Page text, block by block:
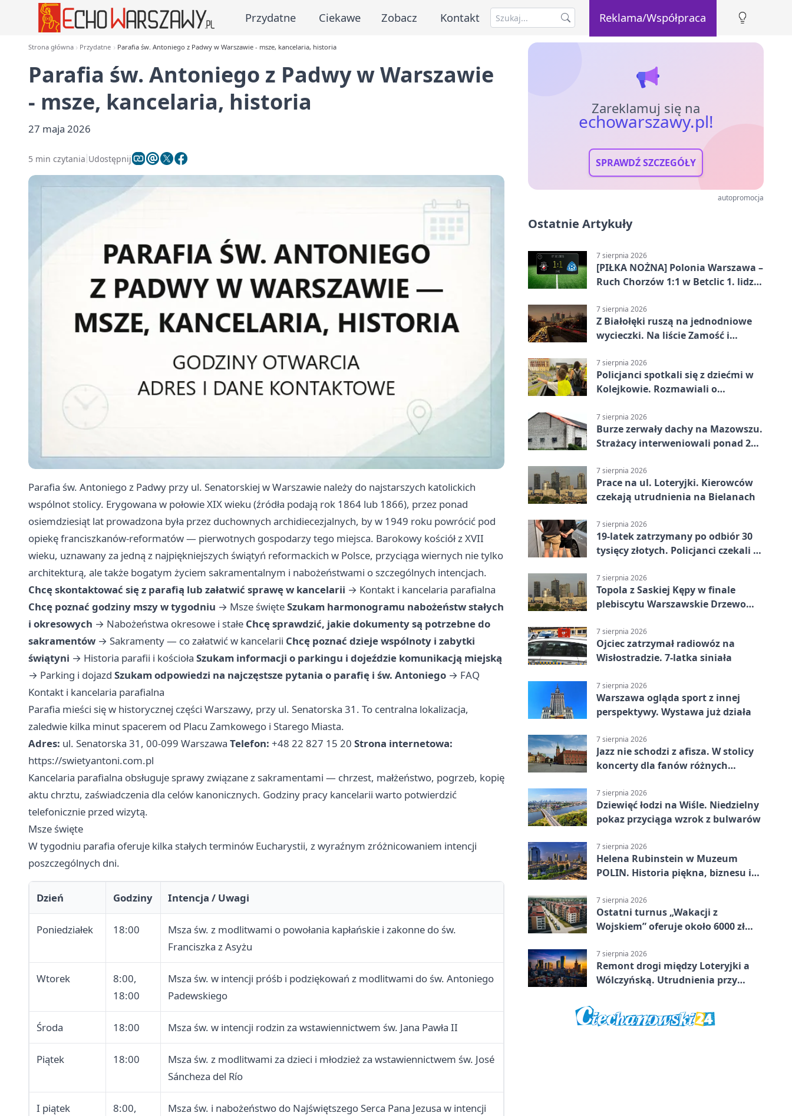
Przydatne Ciekawe Zobacz Kontakt Reklama/Współpraca
Strona główna Przydatne Parafia św. Antoniego z Padwy w Warszawie - msze, kancelaria, historia
Parafia św. Antoniego z Padwy w Warszawie
- msze, kancelaria, historia
27 maja 2026
5 min czytania Udostępnij
Parafia św. Antoniego z Padwy przy ul. Senatorskiej w Warszawie należy do najstarszych katolickich
wspólnot stolicy. Erygowana w połowie XIX wieku (źródła podają rok 1864 lub 1866), przez ponad
osiemdziesiąt lat prowadzona była przez duchownych archidiecezjalnych, by w 1949 roku powrócić pod
opiekę franciszkanów-reformatów — pierwotnych gospodarzy tego miejsca. Barokowy kościół z XVII
wieku, uznawany za jedną z najpiękniejszych świątyń reformackich w Polsce, przyciąga wiernych nie tylko
architekturą, ale także bogatym życiem sakramentalnym i nabożeństwami o szczególnych intencjach.
Chcę skontaktować się z parafią lub załatwić sprawę w kancelarii → Kontakt i kancelaria parafialna
Chcę poznać godziny mszy w tygodniu → Msze święteSzukam harmonogramu nabożeństw stałych
i okresowych → Nabożeństwa okresowe i stałe Chcę sprawdzić, jakie dokumenty są potrzebne do
sakramentów → Sakramenty — co załatwić w kancelarii Chcę poznać dzieje wspólnoty i zabytki
świątyni → Historia parafii i kościoła Szukam informacji o parkingu i dojeździe komunikacją miejską
→ Parking i dojazd Szukam odpowiedzi na najczęstsze pytania o parafię i św. Antoniego → FAQ
Kontakt i kancelaria parafialna
Parafia mieści się w historycznej części Warszawy, przy ul. Senatorska 31. To centralna lokalizacja,
zaledwie kilka minut spacerem od Placu Zamkowego i Starego Miasta.
Adres: ul. Senatorska 31, 00-099 Warszawa Telefon: +48 22 827 15 20 Strona internetowa:
https://swietyantoni.com.pl
Kancelaria parafialna obsługuje sprawy związane z sakramentami — chrzest, małżeństwo, pogrzeb, kopię
aktu chrztu, zaświadczenia dla celów kanonicznych. Godziny pracy kancelarii warto potwierdzić
telefonicznie przed wizytą.
Msze święte
W tygodniu parafia oferuje kilka stałych terminów Eucharystii, z wyraźnym zróżnicowaniem intencji
poszczególnych dni.
Dzień Godziny Intencja / Uwagi
Poniedziałek 18:00
Msza św. z modlitwami o powołania kapłańskie i zakonne do św.
Franciszka z Asyżu
Wtorek
8:00,
18:00
Msza św. w intencji próśb i podziękowań z modlitwami do św. Antoniego
Padewskiego
Środa 18:00 Msza św. w intencji rodzin za wstawiennictwem św. Jana Pawła II
Piątek 18:00
Msza św. z modlitwami za dzieci i młodzież za wstawiennictwem św. José
Sáncheza del Río
I piątek
8:00,
Msza św. i nabożeństwo do Najświętszego Serca Pana Jezusa w intencji
Zareklamuj się na
echowarszawy.pl!
SPRAWDŹ SZCZEGÓŁY
autopromocja
Ostatnie Artykuły
7 sierpnia 2026
[PIŁKA NOŻNA] Polonia Warszawa –
Ruch Chorzów 1:1 w Betclic 1. lidze.
7 sierpnia 2026
Z Białołęki ruszą na jednodniowe
wycieczki. Na liście Zamość i
7 sierpnia 2026
Policjanci spotkali się z dziećmi w
Kolejkowie. Rozmawiali o
7 sierpnia 2026
Burze zerwały dachy na Mazowszu.
Strażacy interweniowali ponad 250
7 sierpnia 2026
Prace na ul. Loteryjki. Kierowców
czekają utrudnienia na Bielanach
7 sierpnia 2026
19-latek zatrzymany po odbiór 30
tysięcy złotych. Policjanci czekali w
7 sierpnia 2026
Topola z Saskiej Kępy w finale
plebiscytu Warszawskie Drzewo
7 sierpnia 2026
Ojciec zatrzymał radiowóz na
Wisłostradzie. 7-latka siniała
7 sierpnia 2026
Warszawa ogląda sport z innej
perspektywy. Wystawa już działa
7 sierpnia 2026
Jazz nie schodzi z afisza. W stolicy
koncerty dla fanów różnych
7 sierpnia 2026
Dziewięć łodzi na Wiśle. Niedzielny
pokaz przyciąga wzrok z bulwarów
7 sierpnia 2026
Helena Rubinstein w Muzeum
POLIN. Historia piękna, biznesu i
7 sierpnia 2026
Ostatni turnus „Wakacji z
Wojskiem” oferuje około 6000 zł
7 sierpnia 2026
Remont drogi między Loteryjki a
Wólczyńską. Utrudnienia przy